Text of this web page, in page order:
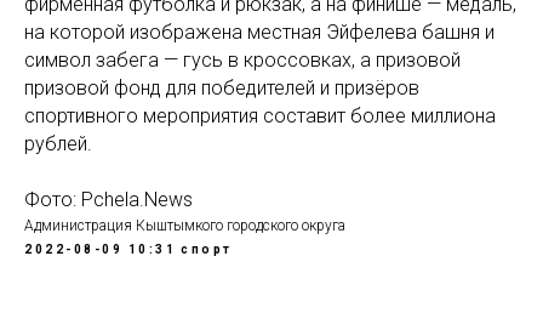
на которой изображена местная Эйфелева башня и
символ забега — гусь в кроссовках, а призовой
призовой фонд для победителей и призёров
спортивного мероприятия составит более миллиона
рублей.
Фото: Pchela.News
Администрация Кыштымкого городского округа
2022-08-09 10:31 спорт